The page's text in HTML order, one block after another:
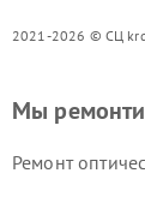
2021-2026 © СЦ
Мы
Ремонт